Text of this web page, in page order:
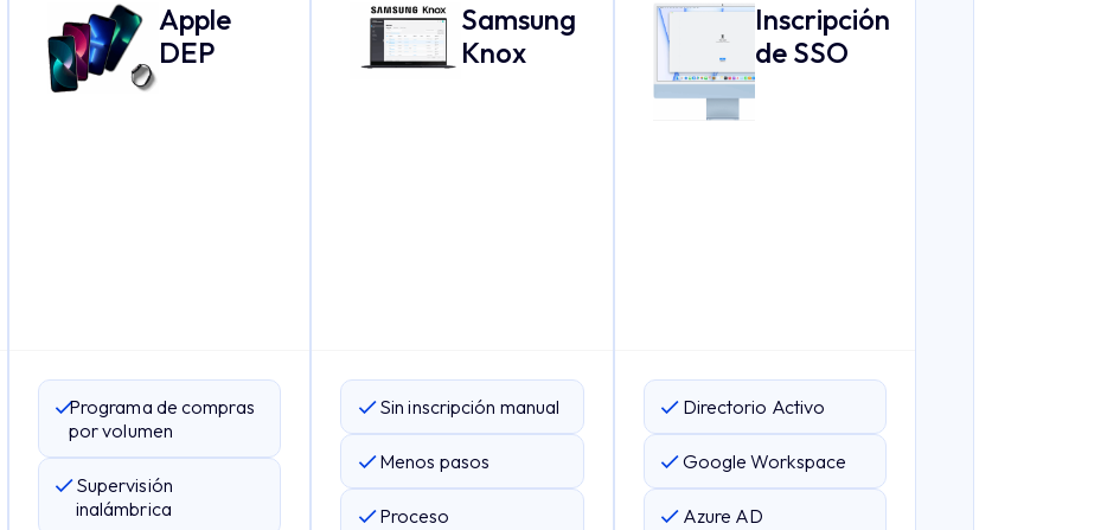
Apple
DEP
Programa de compras
por volumen
Supervisión
inalámbrica
Samsung
Knox
Sin inscripción manual
Menos pasos
Proceso
Inscripción
de SSO
Directorio Activo
Google Workspace
Azure AD